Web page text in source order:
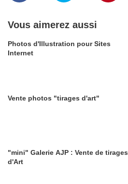
Vous aimerez aussi
Photos d'Illustration pour Sites
Internet
Vente photos "tirages d'art"
"mini" Galerie AJP : Vente de tirages
d'Art